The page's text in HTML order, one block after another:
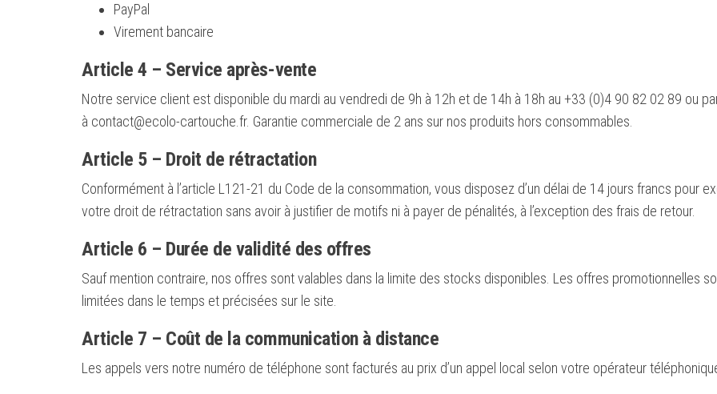
PayPal
Virement bancaire
Article 4 – Service après-vente
Notre service client est disponible du mardi au vendredi de 9h à 12h et de 14h à 18h au +33 (0)4 90 82 02 89 ou
à contact@ecolo-cartouche.fr. Garantie commerciale de 2 ans sur nos produits hors consommables.
Article 5 – Droit de rétractation
Conformément à l’article L121-21 du Code de la consommation, vous disposez d’un délai de 14 jours francs pour
votre droit de rétractation sans avoir à justifier de motifs ni à payer de pénalités, à l’exception des frais de retour.
Article 6 – Durée de validité des offres
Sauf mention contraire, nos offres sont valables dans la limite des stocks disponibles. Les offres promotionnelles
limitées dans le temps et précisées sur le site.
Article 7 – Coût de la communication à distance
Les appels vers notre numéro de téléphone sont facturés au prix d’un appel local selon votre opérateur